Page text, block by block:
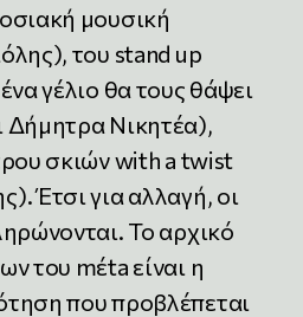
μουσική
του stand up
γέλιο θα τους θάψει
Νικητέα),
σκιών with a twist
Έτσι για αλλαγή, οι
Το αρχικό
του mέta είναι η
που προβλέπεται